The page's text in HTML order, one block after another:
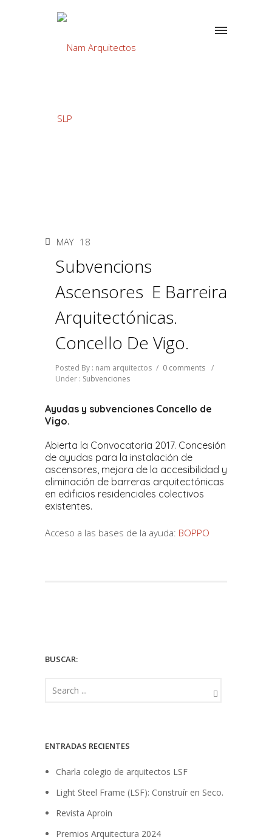
MAY 18
Subvencions
Ascensores E Barreiras
Arquitectónicas.
Concello De Vigo.
Posted By : nam arquitectos / 0 comments /
Under : Subvenciones
Ayudas y subvenciones Concello de
Vigo.
Abierta la Convocatoria 2017. Concesión
de ayudas para la instalación de
ascensores, mejora de la accesibilidad y
eliminación de barreras arquitectónicas
en edificios residenciales colectivos
existentes.
Acceso a las bases de la ayuda: BOPPO
BUSCAR:
ENTRADAS RECIENTES
Charla colegio de arquitectos LSF
Light Steel Frame (LSF): Construír en Seco.
Revista Aproin
Premios Arquitectura 2024